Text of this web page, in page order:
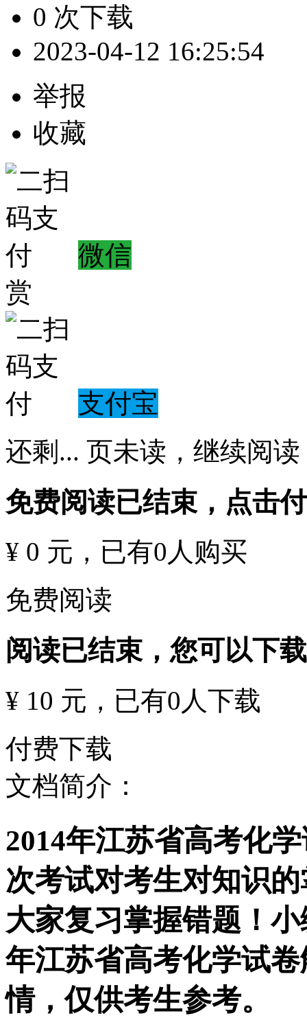
0 次下载
2023-04-12 16:25:54
举报
收藏
微信
赏
支付宝
还剩 ... 页未读， 继续阅读
免费阅读已结束，点击
¥ 0 元 ，已有0 人购买
免费阅读
阅读已结束，您可以下
¥ 10 元 ，已有0 人下载
付费下载
文档简介：
2014年江苏省高考化
次考试对考生对知识
大家复习掌握错题！
年江苏省高考化学试
情，仅供考生参考。